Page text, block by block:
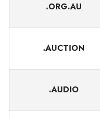
.ORG.AU
.AUCTION
.AUDIO